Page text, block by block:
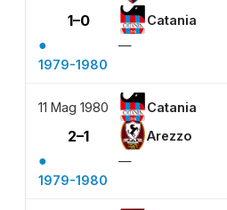
1–0 Catania
●
—
1979-1980
11 Mag 1980 Catania
2–1 Arezzo
●
—
1979-1980